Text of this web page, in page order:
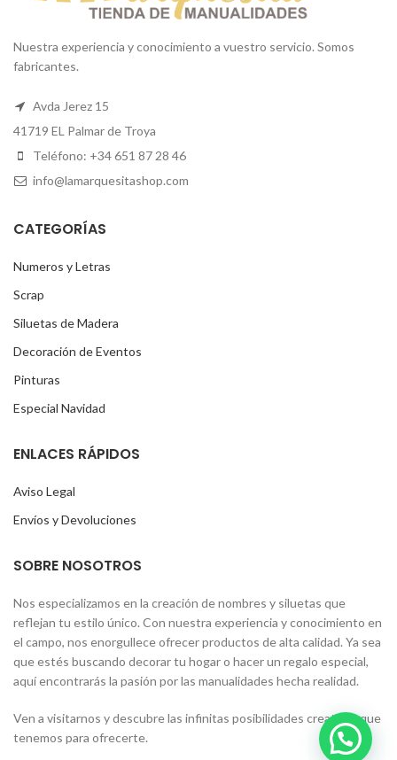
Nuestra experiencia y conocimiento a vuestro servicio. Somos
fabricantes.
Avda Jerez 15
41719 EL Palmar de Troya
Teléfono: +34 651 87 28 46
info@lamarquesitashop.com
CATEGORÍAS
Numeros y Letras
Scrap
Siluetas de Madera
Decoración de Eventos
Pinturas
Especial Navidad
ENLACES RÁPIDOS
Aviso Legal
Envíos y Devoluciones
SOBRE NOSOTROS
Nos especializamos en la creación de nombres y siluetas que
reflejan tu estilo único. Con nuestra experiencia y conocimiento en
el campo, nos enorgullece ofrecer productos de alta calidad. Ya sea
que estés buscando decorar tu hogar o hacer un regalo especial,
aquí encontrarás la pasión por las manualidades hecha realidad.
Ven a visitarnos y descubre las infinitas posibilidades creativas que
tenemos para ofrecerte.